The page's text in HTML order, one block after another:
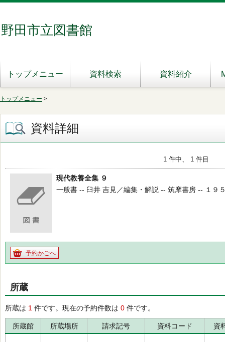
野田市立図書館
トップメニュー 資料検索 資料紹介
トップメニュー >
資料詳細
1 件中、 1 件目
現代教養全集 ９
一般書 -- 臼井 吉見／編集・解説 -- 筑摩書房 -- １９
予約かごへ
所蔵
所蔵は 1 件です。現在の予約件数は 0 件です。
所蔵館 所蔵場所 請求記号 資料コード 資